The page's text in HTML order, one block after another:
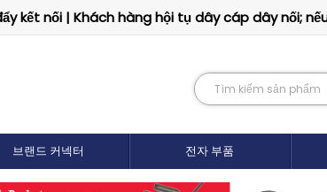
kết nối | Khách hàng hội tụ dây cáp dây nối;
브랜드 커넥터 전자 부품